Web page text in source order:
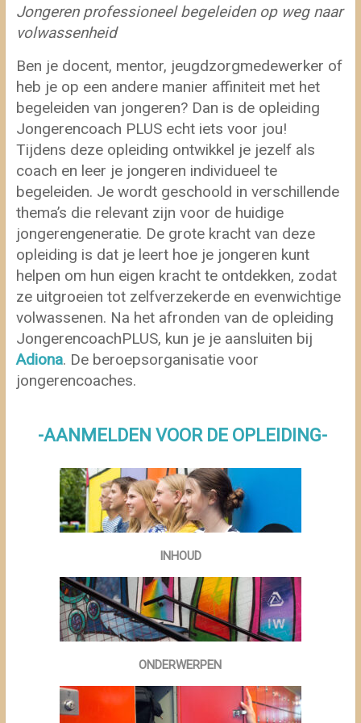
Jongeren professioneel begeleiden op weg naar
volwassenheid
Ben je docent, mentor, jeugdzorgmedewerker of
heb je op een andere manier affiniteit met het
begeleiden van jongeren? Dan is de opleiding
Jongerencoach PLUS echt iets voor jou!
Tijdens deze opleiding ontwikkel je jezelf als
coach en leer je jongeren individueel te
begeleiden. Je wordt geschoold in verschillende
thema’s die relevant zijn voor de huidige
jongerengeneratie. De grote kracht van deze
opleiding is dat je leert hoe je jongeren kunt
helpen om hun eigen kracht te ontdekken, zodat
ze uitgroeien tot zelfverzekerde en evenwichtige
volwassenen. Na het afronden van de opleiding
JongerencoachPLUS, kun je je aansluiten bij
Adiona. De beroepsorganisatie voor
jongerencoaches.
-AANMELDEN VOOR DE OPLEIDING-
INHOUD
ONDERWERPEN